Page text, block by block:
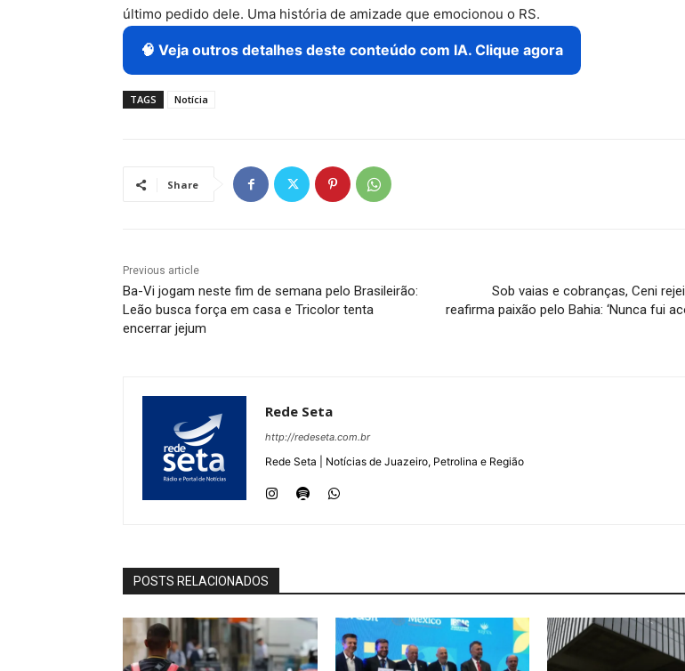
último pedido dele. Uma história de amizade que emocionou o RS.
🧠 Veja outros detalhes deste conteúdo com IA. Clique agora
TAGS Notícia
Share
Previous article
Ba-Vi jogam neste fim de semana pelo Brasileirão:
Leão busca força em casa e Tricolor tenta
encerrar jejum
Sob vaias e cobranças, Ceni
reafirma paixão pelo Bahia: ‘Nunca fui
Rede Seta
http://redeseta.com.br
Rede Seta | Notícias de Juazeiro, Petrolina e Região
POSTS RELACIONADOS